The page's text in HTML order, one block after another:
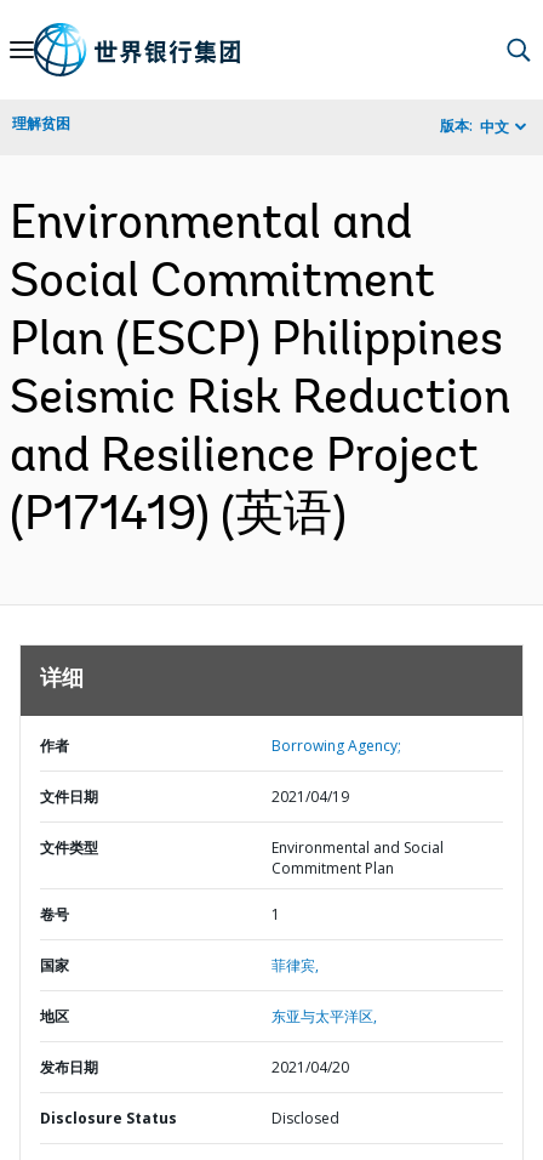
Skip
Navigation
理解贫困 版本: 中文
Environmental and
Social Commitment
Plan (ESCP) Philippines
Seismic Risk Reduction
and Resilience Project
(P171419) (英语)
详细
作者 Borrowing Agency;
文件日期 2021/04/19
文件类型
Environmental and Social
Commitment Plan
卷号 1
国家 菲律宾,
地区 东亚与太平洋区,
发布日期 2021/04/20
Disclosure Status Disclosed